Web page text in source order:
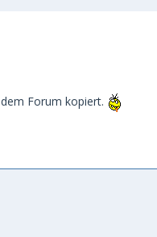
Forum kopiert.